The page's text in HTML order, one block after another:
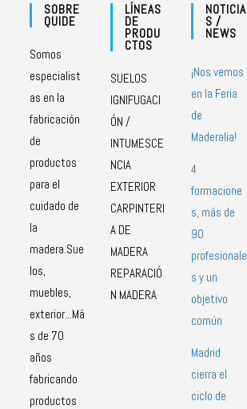
SOBRE
QUIDE
Somos
especialist
as en la
fabricación
de
productos
para el
cuidado de
la
madera.Sue
los,
muebles,
exterior...Má
s de 70
años
fabricando
productos
LÍNEAS
DE
PRODU
CTOS
SUELOS
IGNIFUGACI
ÓN /
INTUMESCE
NCIA
EXTERIOR
CARPINTERI
A DE
MADERA
REPARACIÓ
N MADERA
NOTICIA
S /
NEWS
¡Nos vemos
en la Feria
de
Maderalia!
4
formacione
s, más de
90
profesionale
s y un
objetivo
común
Madrid
cierra el
ciclo de